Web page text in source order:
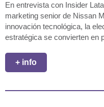
En entrevista con Insider
marketing senior de Nissan
innovación tecnológica, la
estratégica se convierten en
+ info